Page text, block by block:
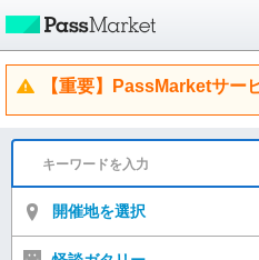
【重要】PassMarketサー
開催地を選択